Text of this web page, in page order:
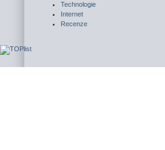
Technologie
Internet
Recenze